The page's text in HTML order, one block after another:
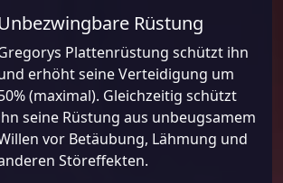
Rüstung
Plattenrüstung schützt ihn
erhöht seine Verteidigung um
(maximal). Gleichzeitig schützt
seine Rüstung aus unbeugsamem
vor Betäubung, Lähmung und
Störeffekten.